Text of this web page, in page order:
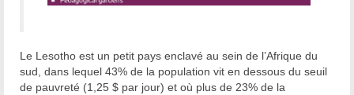
Le Lesotho est un petit pays enclavé au sein de l’Afrique du
sud, dans lequel 43% de la population vit en dessous du seuil
de pauvreté (1,25 $ par jour) et où plus de 23% de la